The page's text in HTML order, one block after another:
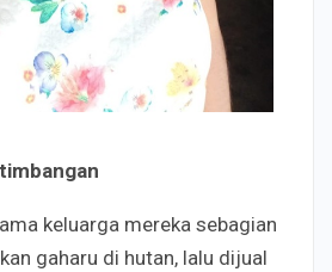
keluarga mereka sebagian
gaharu di hutan, lalu dijual